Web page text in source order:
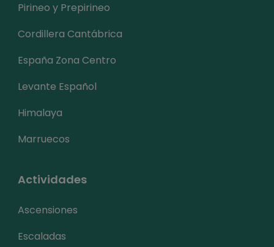
Pirineo y Prepirineo
Cordillera Cantábrica
España Zona Centro
Levante Español
Himalaya
Marruecos
Actividades
Ascensiones
Escaladas